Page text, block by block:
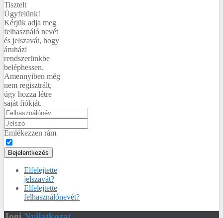
Tisztelt
Ügyfelünk!
Kérjük adja meg
felhasználó nevét
és jelszavát, hogy
áruházi
rendszerünkbe
beléphessen.
Amennyiben még
nem regisztrált,
úgy hozza létre
saját fiókját.
Emlékezzen rám
Bejelentkezés
Elfelejtette
jelszavát?
Elfelejtette
felhasználónevét?